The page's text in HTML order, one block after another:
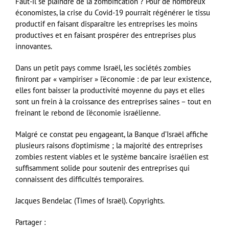
économistes, la crise du Covid-19 pourrait régénérer le tissu
productif en faisant disparaître les entreprises les moins
productives et en faisant prospérer des entreprises plus
innovantes.
Dans un petit pays comme Israël, les sociétés zombies
finiront par « vampiriser » l’économie : de par leur existence,
elles font baisser la productivité moyenne du pays et elles
sont un frein à la croissance des entreprises saines – tout en
freinant le rebond de l’économie israélienne.
Malgré ce constat peu engageant, la Banque d’Israël affiche
plusieurs raisons d’optimisme ; la majorité des entreprises
zombies restent viables et le système bancaire israélien est
suffisamment solide pour soutenir des entreprises qui
connaissent des difficultés temporaires.
Jacques Bendelac (Times of Israël). Copyrights.
Partager :